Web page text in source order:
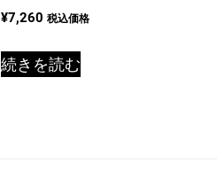
¥7,260 税込価格
続きを読む